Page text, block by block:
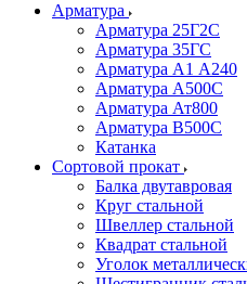
Арматура
Арматура 25Г2С
Арматура 35ГС
Арматура А1 А240
Арматура А500С
Арматура Ат800
Арматура В500С
Катанка
Сортовой прокат
Балка двутавровая
Круг стальной
Швеллер стальной
Квадрат стальной
Уголок